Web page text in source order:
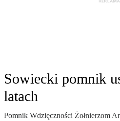
Sowiecki pomnik
latach
Pomnik Wdzięczności Żołnierzom